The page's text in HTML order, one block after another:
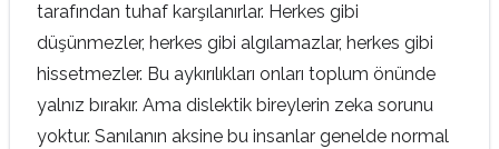
tarafından tuhaf karşılanırlar. Herkes gibi
düşünmezler, herkes gibi algılamazlar, herkes gibi
hissetmezler. Bu aykırılıkları onları toplum önünde
yalnız bırakır. Ama dislektik bireylerin zeka sorunu
yoktur. Sanılanın aksine bu insanlar genelde normal